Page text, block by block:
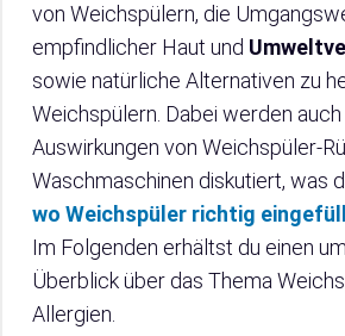
von Weichspülern, die
empfindlicher Haut und
sowie natürliche Alternativen zu
Weichspülern. Dabei werden
Auswirkungen von Weichspüler-
Waschmaschinen diskutiert, was
wo Weichspüler richtig
Im Folgenden erhältst du einen
Überblick über das Thema
Allergien.